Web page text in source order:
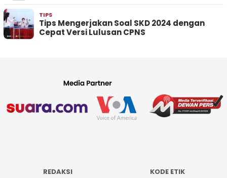
TIPS
Tips Mengerjakan Soal SKD 2024 dengan
Cepat Versi Lulusan CPNS
REDAKSI
KODE ETIK